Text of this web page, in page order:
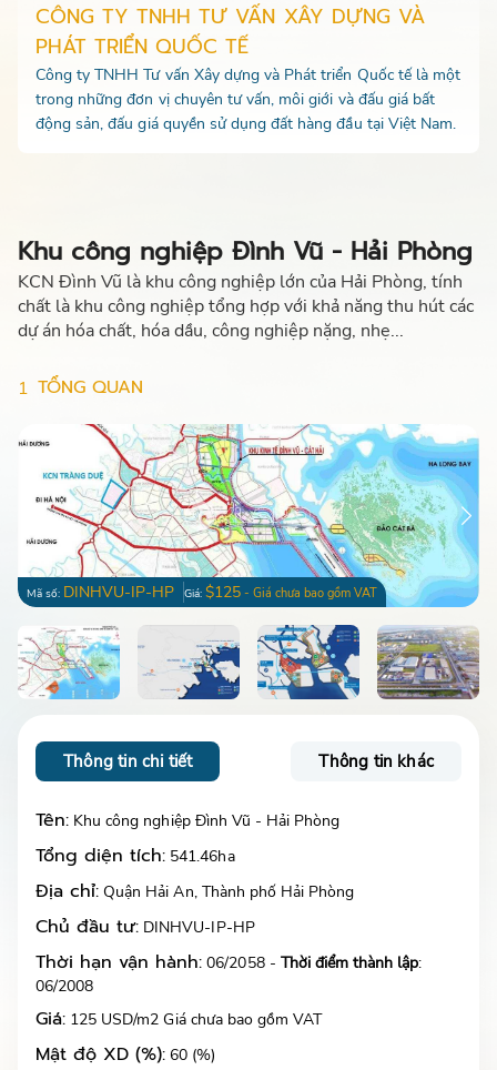
CÔNG TY TNHH TƯ VẤN XÂY DỰNG VÀ
PHÁT TRIỂN QUỐC TẾ
Công ty TNHH Tư vấn Xây dựng và Phát triển Quốc tế là một
trong những đơn vị chuyên tư vấn, môi giới và đấu giá bất
động sản, đấu giá quyền sử dụng đất hàng đầu tại Việt Nam.
Khu công nghiệp Đình Vũ - Hải Phòng
KCN Đình Vũ là khu công nghiệp lớn của Hải Phòng, tính
chất là khu công nghiệp tổng hợp với khả năng thu hút các
dự án hóa chất, hóa dầu, công nghiệp nặng, nhẹ...
1 TỔNG QUAN
Mã số: DINHVU-IP-HP Giá: $125 - Giá chưa bao gồm VAT
Thông tin chi tiết Thông tin khác
Tên: Khu công nghiệp Đình Vũ - Hải Phòng
Tổng diện tích: 541.46ha
Địa chỉ: Quận Hải An, Thành phố Hải Phòng
Chủ đầu tư: DINHVU-IP-HP
Thời hạn vận hành: 06/2058 - Thời điểm thành lập:
06/2008
Giá: 125 USD/m2 Giá chưa bao gồm VAT
Mật độ XD (%): 60 (%)